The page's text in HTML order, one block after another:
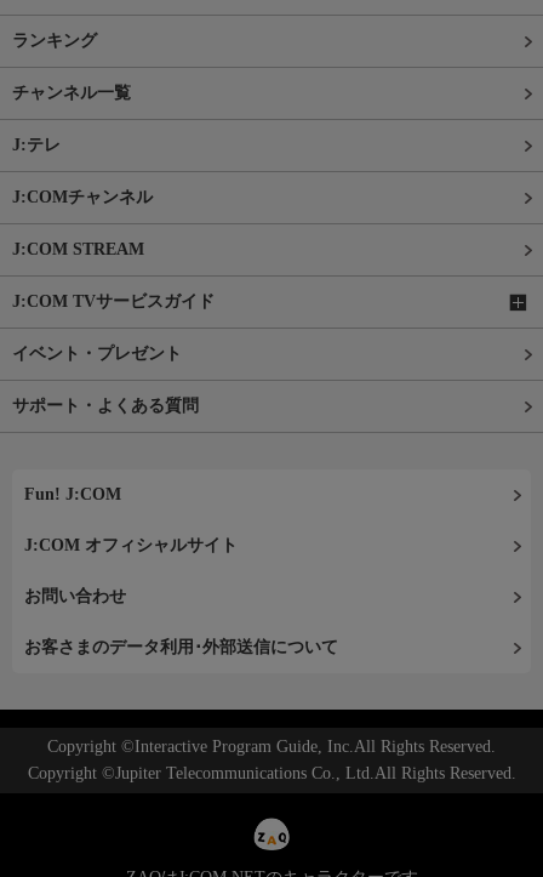
ランキング
チャンネル一覧
J:テレ
J:COMチャンネル
J:COM STREAM
J:COM TVサービスガイド
イベント・プレゼント
サポート・よくある質問
Fun! J:COM
J:COM オフィシャルサイト
お問い合わせ
お客さまのデータ利用･外部送信について
Copyright ©Interactive Program Guide, Inc.All Rights Reserved.
Copyright ©Jupiter Telecommunications Co., Ltd.All Rights Reserved.